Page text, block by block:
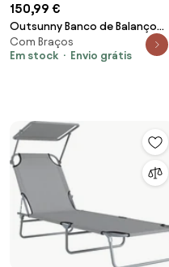
150,99 €
Outsunny Banco de Balanço
para Jardim de 3 Lugares Banco
de Baloiço com Apoios de
Com Braços
Em stock
Envio grátis